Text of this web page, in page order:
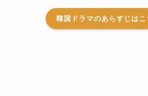
韓国ドラマのあらすじはこ